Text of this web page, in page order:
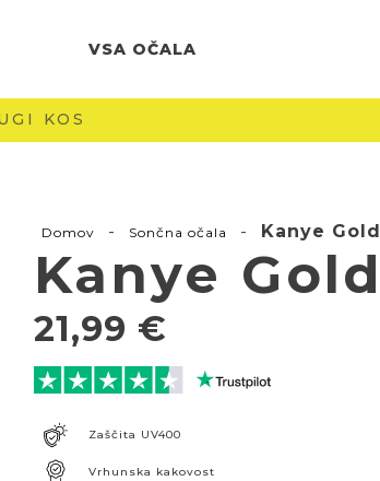
VSA OČALA
NAD 60 € 🚚
Domov - Sončna očala - Kanye Gold
Kanye Gold
21,99 €
Zaščita UV400
Vrhunska kakovost